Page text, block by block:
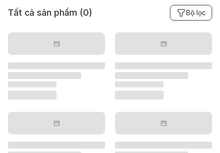
Tất cả sản phẩm (0) Bộ lọc